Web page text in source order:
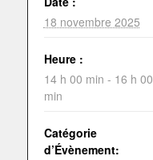
18 novembre 2025
Heure :
14 h 00 min - 16 h 00
min
Catégorie
d’Évènement: